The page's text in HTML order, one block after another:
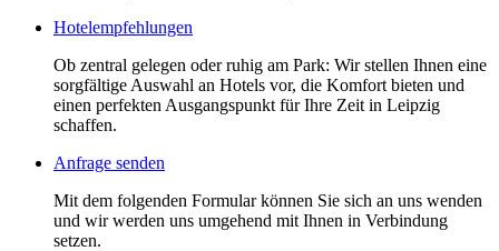
Hotelempfehlungen
Ob zentral gelegen oder ruhig am Park: Wir stellen Ihnen eine
sorgfältige Auswahl an Hotels vor, die Komfort bieten und
einen perfekten Ausgangspunkt für Ihre Zeit in Leipzig
schaffen.
Anfrage senden
Mit dem folgenden Formular können Sie sich an uns wenden
und wir werden uns umgehend mit Ihnen in Verbindung
setzen.